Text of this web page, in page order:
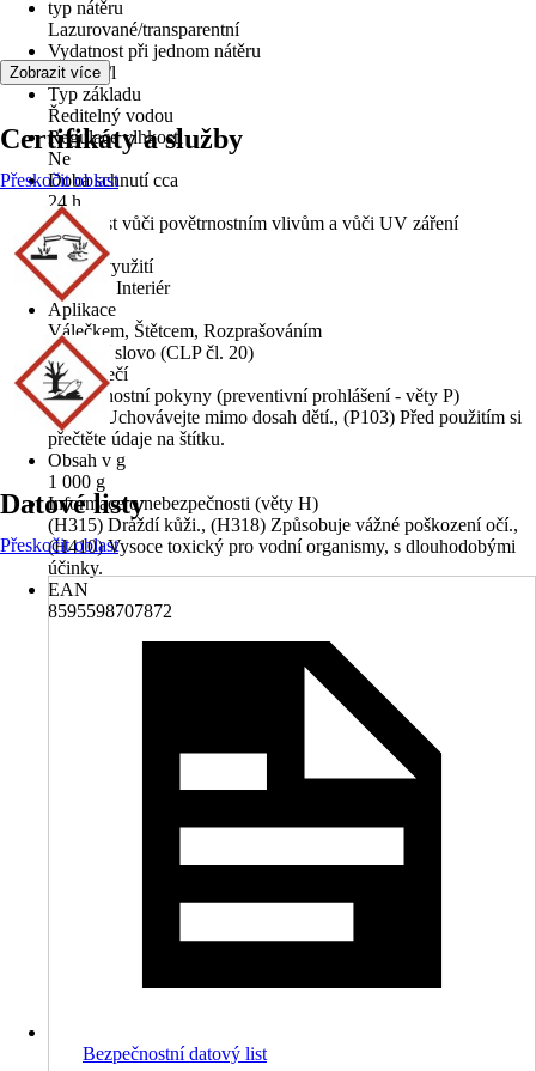
typ nátěru
Lazurované/transparentní
Vydatnost při jednom nátěru
13,5 m²/l
Typ základu
Ředitelný vodou
Regulace vlhkosti
Ne
Doba schnutí cca
24 h
Odolnost vůči povětrnostním vlivům a vůči UV záření
Ano
Oblast využití
Exteriér, Interiér
Aplikace
Válečkem, Štětcem, Rozprašováním
Signální slovo (CLP čl. 20)
Nebezpečí
Bezpečnostní pokyny (preventivní prohlášení - věty P)
(P102) Uchovávejte mimo dosah dětí., (P103) Před použitím si
přečtěte údaje na štítku.
Obsah v g
1 000 g
Informace o nebezpečnosti (věty H)
(H315) Dráždí kůži., (H318) Způsobuje vážné poškození očí.,
(H410) Vysoce toxický pro vodní organismy, s dlouhodobými
účinky.
EAN
8595598707872
Zobrazit více
Certifikáty a služby
Přeskočit oblast
Datové listy
Přeskočit oblast
Bezpečnostní datový list